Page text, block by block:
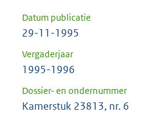
Datum publicatie
29-11-1995
Vergaderjaar
1995-1996
Dossier- en ondernummer
Kamerstuk 23813, nr. 6